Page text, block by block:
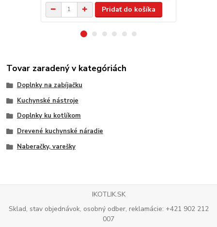
Pridať do košíka
Tovar zaradený v kategóriách
Doplnky na zabíjačku
Kuchynské nástroje
Doplnky ku kotlíkom
Drevené kuchynské náradie
Naberačky, varešky
IKOTLIK.SK
Sklad, stav objednávok, osobný odber, reklamácie: +421 902 212
007